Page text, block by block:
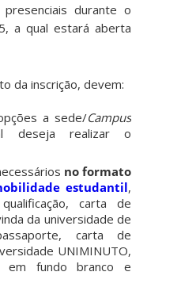
durante o
a qual estará aberta
da inscrição, devem:
a sede/Campus
deseja realizar o
no formato
estudantil,
carta de
da universidade de
carta de
UNIMINUTO,
em fundo branco e